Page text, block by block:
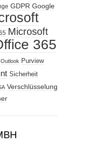
GDPR Google
Microsoft
365
Outlook Purview
Sicherheit
Verschlüsselung